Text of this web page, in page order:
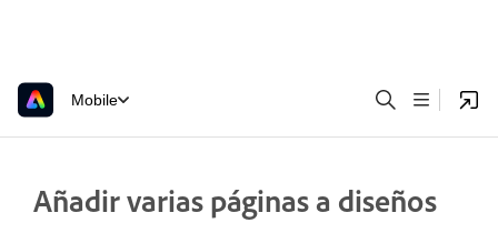
Mobile
Añadir varias páginas a diseños